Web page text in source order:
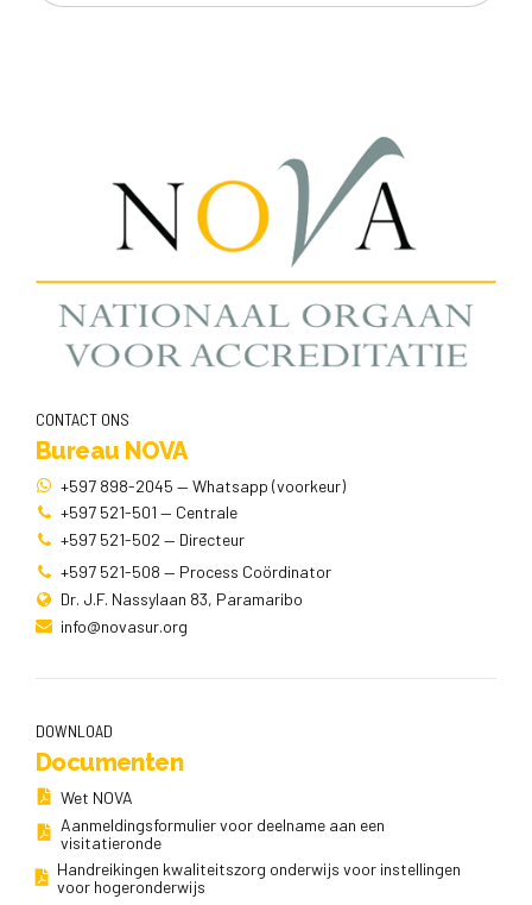
CONTACT ONS
Bureau NOVA
+597 898-2045 — Whatsapp (voorkeur)
+597 521-501 — Centrale
+597 521-502 — Directeur
+597 521-508 — Process Coördinator
Dr. J.F. Nassylaan 83, Paramaribo
info@novasur.org
DOWNLOAD
Documenten
Wet NOVA
Aanmeldingsformulier voor deelname aan een
visitatieronde
Handreikingen kwaliteitszorg onderwijs voor instellingen
voor hogeronderwijs